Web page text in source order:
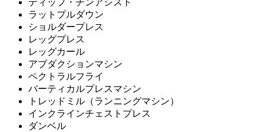
ラットプルダウン
ショルダープレス
レッグプレス
レッグカール
アブダクションマシン
ペクトラルフライ
バーティカルプレスマシン
トレッドミル（ランニングマシン）
インクラインチェストプレス
ダンベル